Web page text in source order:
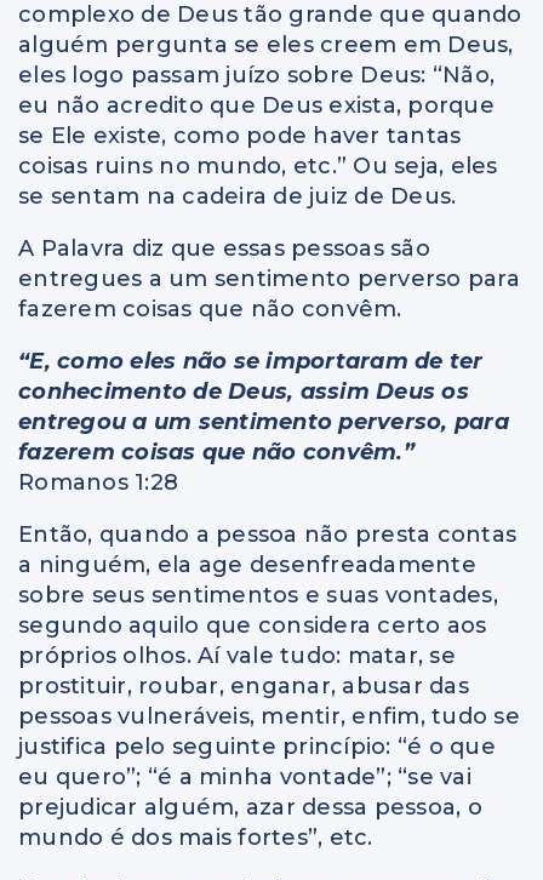
complexo de Deus tão grande que quando
alguém pergunta se eles creem em Deus,
eles logo passam juízo sobre Deus: “Não,
eu não acredito que Deus exista, porque
se Ele existe, como pode haver tantas
coisas ruins no mundo, etc.” Ou seja, eles
se sentam na cadeira de juiz de Deus.
A Palavra diz que essas pessoas são
entregues a um sentimento perverso para
fazerem coisas que não convêm.
“E, como eles não se importaram de ter
conhecimento de Deus, assim Deus os
entregou a um sentimento perverso, para
fazerem coisas que não convêm.”
Romanos 1:28
Então, quando a pessoa não presta contas
a ninguém, ela age desenfreadamente
sobre seus sentimentos e suas vontades,
segundo aquilo que considera certo aos
próprios olhos. Aí vale tudo: matar, se
prostituir, roubar, enganar, abusar das
pessoas vulneráveis, mentir, enfim, tudo se
justifica pelo seguinte princípio: “é o que
eu quero”; “é a minha vontade”; “se vai
prejudicar alguém, azar dessa pessoa, o
mundo é dos mais fortes”, etc.